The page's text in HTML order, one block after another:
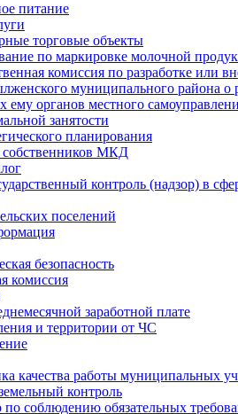
питание
торговые объекты
по маркировке молочной
комиссия по разработке или
муниципального района о
ему органов местного
занятости
планирования
МКД
контроль (надзор) в
поселений
безопасность
комиссия
заработной плате
и территории от ЧС
качества работы муниципальных
контроль
по соблюдению обязательных